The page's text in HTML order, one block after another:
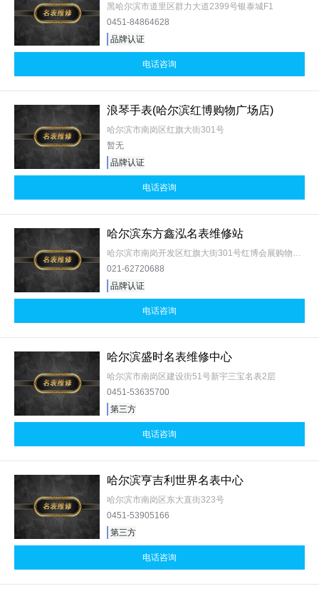
黑哈尔滨市道里区群力大道2399号银泰城F1
0451-84864628
品牌认证
电话咨询
浪琴手表(哈尔滨红博购物广场店)
哈尔滨市南岗区红旗大街301号
暂无
品牌认证
电话咨询
哈尔滨东方鑫泓名表维修站
021-62720688
品牌认证
电话咨询
哈尔滨盛时名表维修中心
哈尔滨市南岗区建设街51号新宇三宝名表2层
0451-53635700
第三方
电话咨询
哈尔滨亨吉利世界名表中心
哈尔滨市南岗区东大直街323号
0451-53905166
第三方
电话咨询